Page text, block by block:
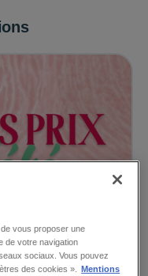
Aelys !
bijoux AÉLYS &
vous proposer une
de votre navigation
sociaux. Vous pouvez
des cookies ».
Mentions